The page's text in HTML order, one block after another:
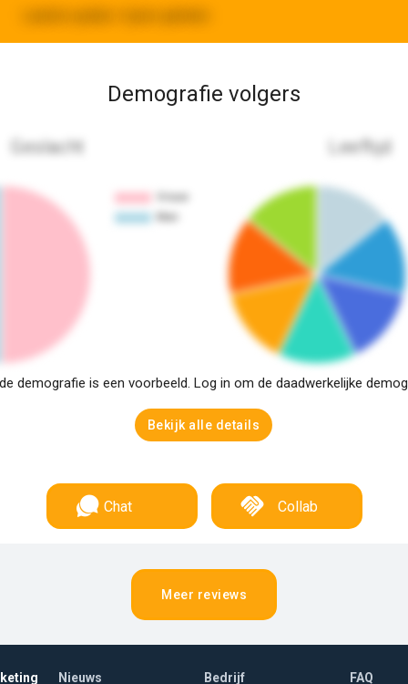
Demografie volgers
Geslacht Leeftijd
demografie is een voorbeeld. Log in om de daadwerkelijke
Bekijk alle details
Chat Collab
Meer reviews
Nieuws Bedrijf FAQ